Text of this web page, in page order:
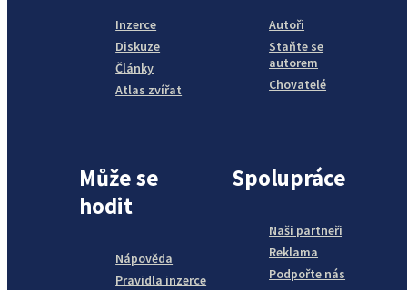
Inzerce
Diskuze
Články
Atlas zvířat
Autoři
Staňte se
autorem
Chovatelé
Může se
hodit
Nápověda
Pravidla inzerce
Spolupráce
Naši partneři
Reklama
Podpořte nás